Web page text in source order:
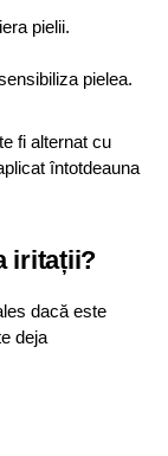
pielii.
pielea.
fi alternat cu
întotdeauna
iritații?
dacă este
deja